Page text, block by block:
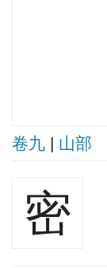
卷九 | 山部
密